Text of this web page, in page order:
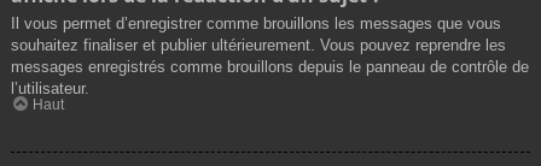
Il vous permet d’enregistrer comme brouillons les messages que vous
souhaitez finaliser et publier ultérieurement. Vous pouvez reprendre les
messages enregistrés comme brouillons depuis le panneau de contrôle de
l’utilisateur.
Haut